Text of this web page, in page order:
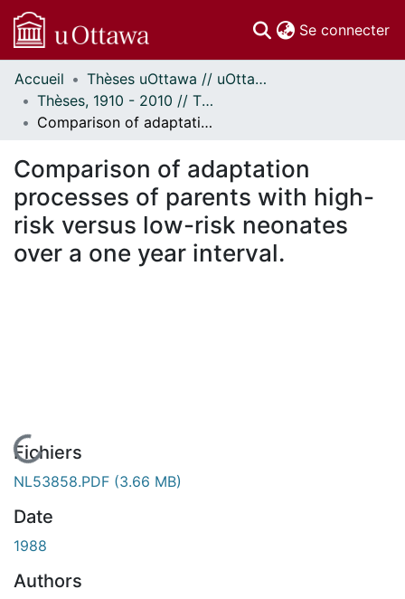
Se connecter
Communautés
et collections
Parcourir
À propos
Accueil
Thèses uOttawa // uOttawa Theses
Thèses, 1910 - 2010 // Theses, 1910 - 2010
Comparison of adaptation processes of parents with high-risk versus low-risk neonates over a one year interval.
Comparison of adaptation
processes of parents with high-
risk versus low-risk neonates
over a one year interval.
En cours de chargement...
Fichiers
NL53858.PDF (3.66 MB)
Date
1988
Authors